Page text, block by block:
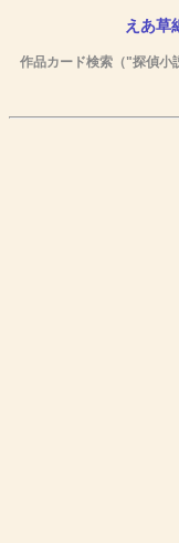
えあ草
作品カード検索（"探偵小